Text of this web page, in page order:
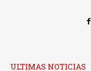
ULTIMAS NOTICIAS